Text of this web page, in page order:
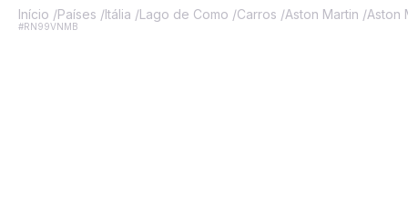
Início /Países /Itália /Lago de Como /Carros /Aston Martin /Aston
#RN99VNMB